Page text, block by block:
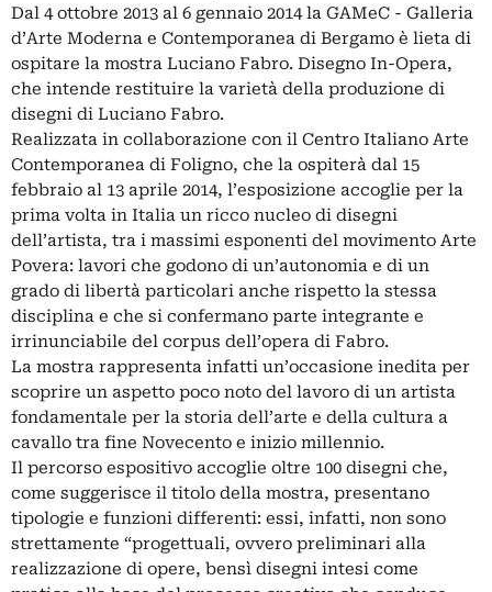
Dal 4 ottobre 2013 al 6 gennaio 2014 la GAMeC - Galleria
d’Arte Moderna e Contemporanea di Bergamo è lieta di
ospitare la mostra Luciano Fabro. Disegno In-Opera,
che intende restituire la varietà della produzione di
disegni di Luciano Fabro.
Realizzata in collaborazione con il Centro Italiano Arte
Contemporanea di Foligno, che la ospiterà dal 15
febbraio al 13 aprile 2014, l’esposizione accoglie per la
prima volta in Italia un ricco nucleo di disegni
dell’artista, tra i massimi esponenti del movimento Arte
Povera: lavori che godono di un’autonomia e di un
grado di libertà particolari anche rispetto la stessa
disciplina e che si confermano parte integrante e
irrinunciabile del corpus dell’opera di Fabro.
La mostra rappresenta infatti un’occasione inedita per
scoprire un aspetto poco noto del lavoro di un artista
fondamentale per la storia dell’arte e della cultura a
cavallo tra fine Novecento e inizio millennio.
Il percorso espositivo accoglie oltre 100 disegni che,
come suggerisce il titolo della mostra, presentano
tipologie e funzioni differenti: essi, infatti, non sono
strettamente “progettuali, ovvero preliminari alla
realizzazione di opere, bensì disegni intesi come